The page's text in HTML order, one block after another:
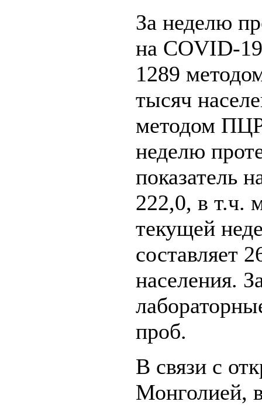
За неделю
на COVID-
1289
тысяч
методом
неделю
показатель
222,0, в т.ч.
текущей
составляет
населения.
проб.
В связи с
Монголией,